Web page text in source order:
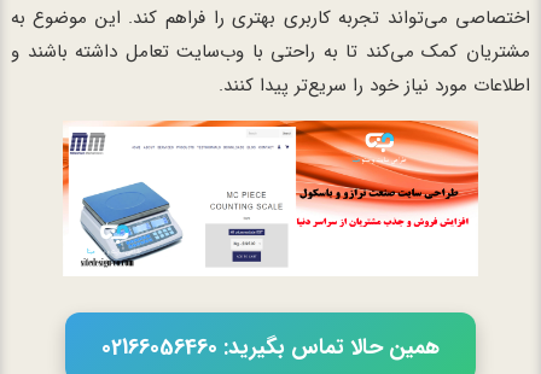
اختصاصی می‌تواند تجربه کاربری بهتری را فراهم کند. این موضوع به
مشتریان کمک می‌کند تا به راحتی با وب‌سایت تعامل داشته باشند و
اطلاعات مورد نیاز خود را سریع‌تر پیدا کنند.
همین حالا تماس بگیرید: 02166056460